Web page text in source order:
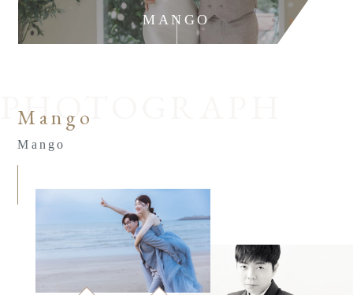
MANGO
Mango
Mango
PHOTOGRAPH